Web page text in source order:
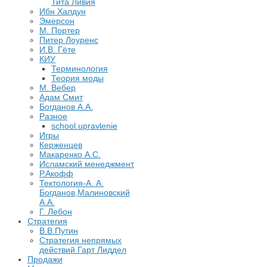
Ибн Халдун
Эмерсон
М. Портер
Питер Лоуренс
И.В. Гёте
КИУ
Терминология
Теория моды
М. Вебер
Адам Смит
Богданов А.А.
Разное
school.upravlenie
Игры
Керженцев
Макаренко А.С.
Исламский менеджмент
Р.Акофф
Тектология-А. А.
Богданов,Малиновский
А.А.
​Г. Лебон
Стратегия
В.В.Путин
​Стратегия непрямых
действий Гарт Лиддел
Продажи